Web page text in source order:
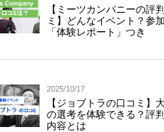
【ミーツカンパニーの評
ミ】どんなイベント？参
「体験レポート」つき
2025/10/17
【ジョブトラの口コミ】
の選考を体験できる？評
内容とは